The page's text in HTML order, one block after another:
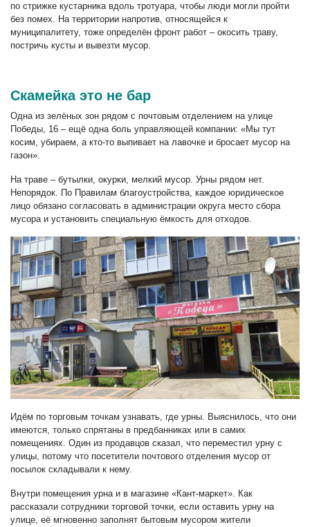
по стрижке кустарника вдоль тротуара, чтобы люди могли пройти
без помех. На территории напротив, относящейся к
муниципалитету, тоже определён фронт работ – окосить траву,
постричь кусты и вывезти мусор.
Скамейка это не бар
Одна из зелёных зон рядом с почтовым отделением на улице
Победы, 16 – ещё одна боль управляющей компании: «Мы тут
косим, убираем, а кто-то выпивает на лавочке и бросает мусор на
газон».
На траве – бутылки, окурки, мелкий мусор. Урны рядом нет.
Непорядок. По Правилам благоустройства, каждое юридическое
лицо обязано согласовать в администрации округа место сбора
мусора и установить специальную ёмкость для отходов.
Идём по торговым точкам узнавать, где урны. Выяснилось, что они
имеются, только спрятаны в предбанниках или в самих
помещениях. Один из продавцов сказал, что переместил урну с
улицы, потому что посетители почтового отделения мусор от
посылок складывали к нему.
Внутри помещения урна и в магазине «Кант-маркет». Как
рассказали сотрудники торговой точки, если оставить урну на
улице, её мгновенно заполнят бытовым мусором жители